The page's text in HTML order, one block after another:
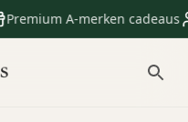
Premium A-merken cadeaus